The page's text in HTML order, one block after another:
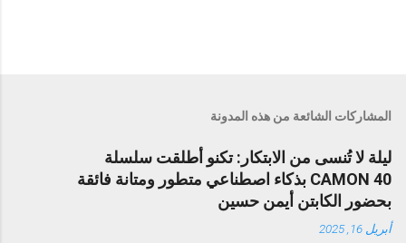
المشاركات الشائعة من هذه المدونة
ليلة لا تُنسى من الابتكار: تكنو أطلقت سلسلة
CAMON 40 بذكاء اصطناعي متطور ومتانة فائقة
بحضور الكابتن أيمن حسين
أبريل 16, 2025